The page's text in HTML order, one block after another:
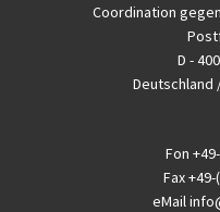
Coordination gegen
D -
Deutschland
Fon
Fax+49-
eMail